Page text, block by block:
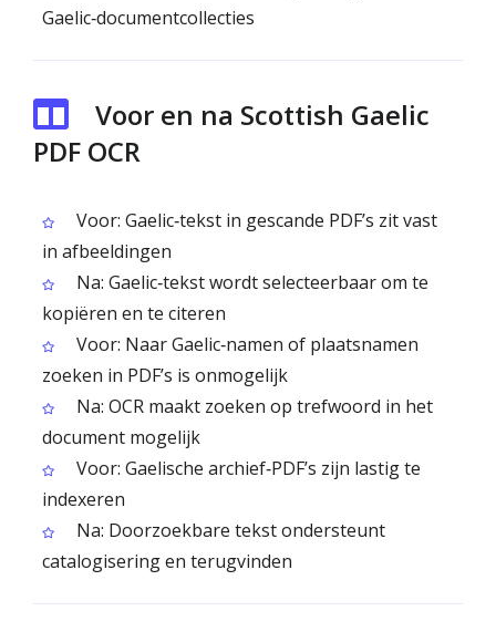
Gaelic‑documentcollecties
Voor en na Scottish Gaelic
PDF OCR
Voor: Gaelic‑tekst in gescande PDF’s zit vast
in afbeeldingen
Na: Gaelic‑tekst wordt selecteerbaar om te
kopiëren en te citeren
Voor: Naar Gaelic‑namen of plaatsnamen
zoeken in PDF’s is onmogelijk
Na: OCR maakt zoeken op trefwoord in het
document mogelijk
Voor: Gaelische archief‑PDF’s zijn lastig te
indexeren
Na: Doorzoekbare tekst ondersteunt
catalogisering en terugvinden